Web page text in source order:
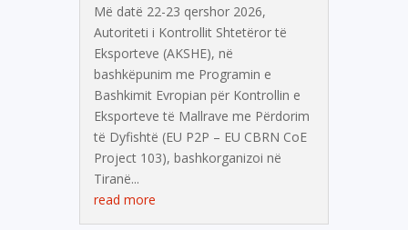
Më datë 22-23 qershor 2026,
Autoriteti i Kontrollit Shtetëror të
Eksporteve (AKSHE), në
bashkëpunim me Programin e
Bashkimit Evropian për Kontrollin e
Eksporteve të Mallrave me Përdorim
të Dyfishtë (EU P2P – EU CBRN CoE
Project 103), bashkorganizoi në
Tiranë...
read more